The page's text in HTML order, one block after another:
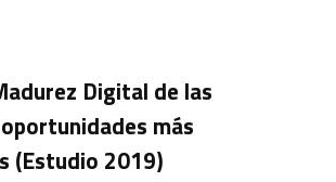
Digital de las
más
(Estudio 2019)